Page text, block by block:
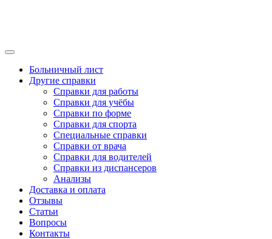
Больничный лист
Другие справки
Справки для работы
Справки для учёбы
Справки по форме
Справки для спорта
Специальные справки
Справки от врача
Справки для водителей
Справки из диспансеров
Анализы
Доставка и оплата
Отзывы
Статьи
Вопросы
Контакты